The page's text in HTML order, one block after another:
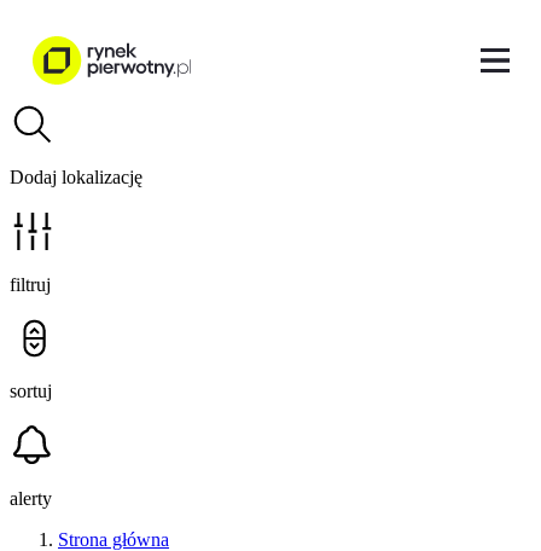
Dodaj lokalizację
filtruj
sortuj
alerty
Strona główna